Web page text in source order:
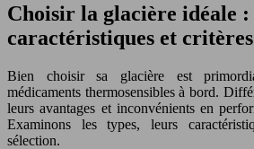
Choisir la glacière idéale :
caractéristiques et critères
Bien choisir sa glacière est
médicaments thermosensibles à bord.
leurs avantages et inconvénients en
Examinons les types, leurs
sélection.